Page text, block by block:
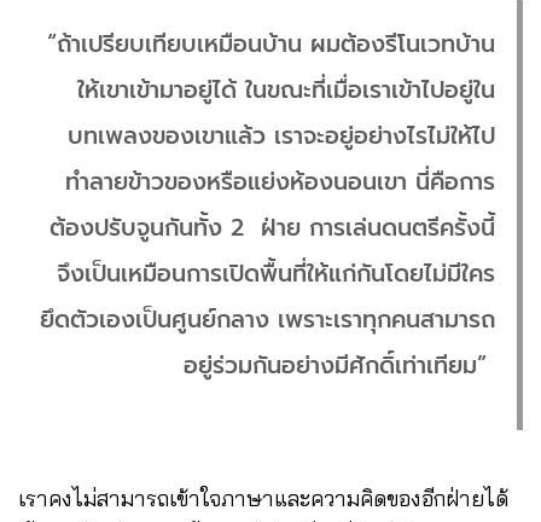
“ถ้าเปรียบเทียบเหมือนบ้าน ผมต้องรีโนเวทบ้าน
ให้เขาเข้ามาอยู่ได้ ในขณะที่เมื่อเราเข้าไปอยู่ใน
บทเพลงของเขาแล้ว เราจะอยู่อย่างไรไม่ให้ไป
ทำลายข้าวของหรือแย่งห้องนอนเขา นี่คือการ
ต้องปรับจูนกันทั้ง 2 ฝ่าย การเล่นดนตรีครั้งนี้
จึงเป็นเหมือนการเปิดพื้นที่ให้แก่กันโดยไม่มีใคร
ยึดตัวเองเป็นศูนย์กลาง เพราะเราทุกคนสามารถ
อยู่ร่วมกันอย่างมีศักดิ์เท่าเทียม”
เราคงไม่สามารถเข้าใจภาษาและความคิดของอีกฝ่ายได้